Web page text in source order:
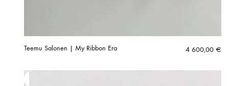
Teemu Salonen | My Ribbon Era 4 600,00 €